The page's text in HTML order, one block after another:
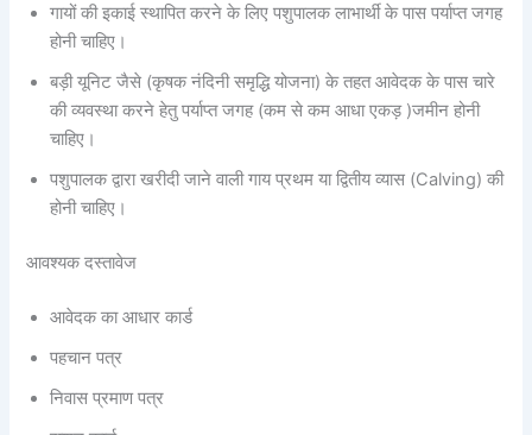
गायों की इकाई स्थापित करने के लिए पशुपालक लाभार्थी के पास पर्याप्त जगह
होनी चाहिए।
बड़ी यूनिट जैसे (कृषक नंदिनी समृद्धि योजना) के तहत आवेदक के पास चारे
की व्यवस्था करने हेतु पर्याप्त जगह (कम से कम आधा एकड़ )जमीन होनी
चाहिए।
पशुपालक द्वारा खरीदी जाने वाली गाय प्रथम या द्वितीय व्यास (Calving) की
होनी चाहिए।
आवश्यक दस्तावेज
आवेदक का आधार कार्ड
पहचान पत्र
निवास प्रमाण पत्र